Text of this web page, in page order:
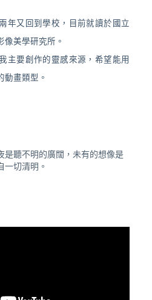
年又回到學校，目前就讀於國立
像美學研究所。
主要創作的靈感來源，希望能用
動畫類型。
是聽不明的廣闊，未有的想像是
一切清明。